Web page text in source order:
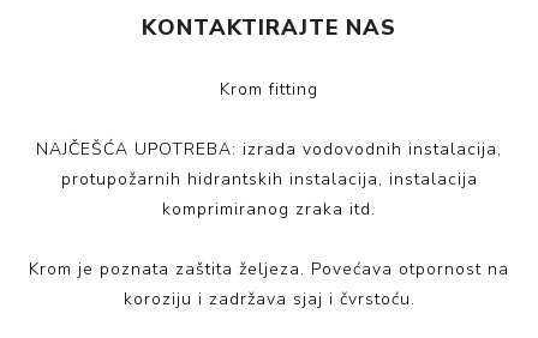
KONTAKTIRAJTE NAS
Krom fitting
NAJČEŠĆA UPOTREBA: izrada vodovodnih instalacija,
protupožarnih hidrantskih instalacija, instalacija
komprimiranog zraka itd.
Krom je poznata zaštita željeza. Povećava otpornost na
koroziju i zadržava sjaj i čvrstoću.